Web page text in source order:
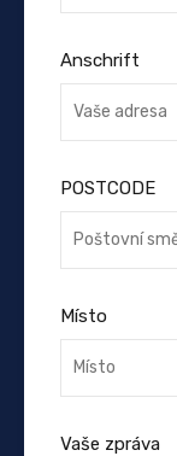
Anschrift
POSTCODE
Místo
Vaše zpráva